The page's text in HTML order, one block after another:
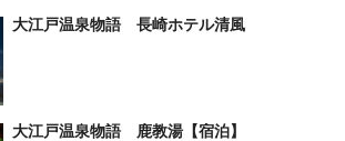
大江戸温泉物語 長崎ホテル清風
大江戸温泉物語 鹿教湯【宿泊】